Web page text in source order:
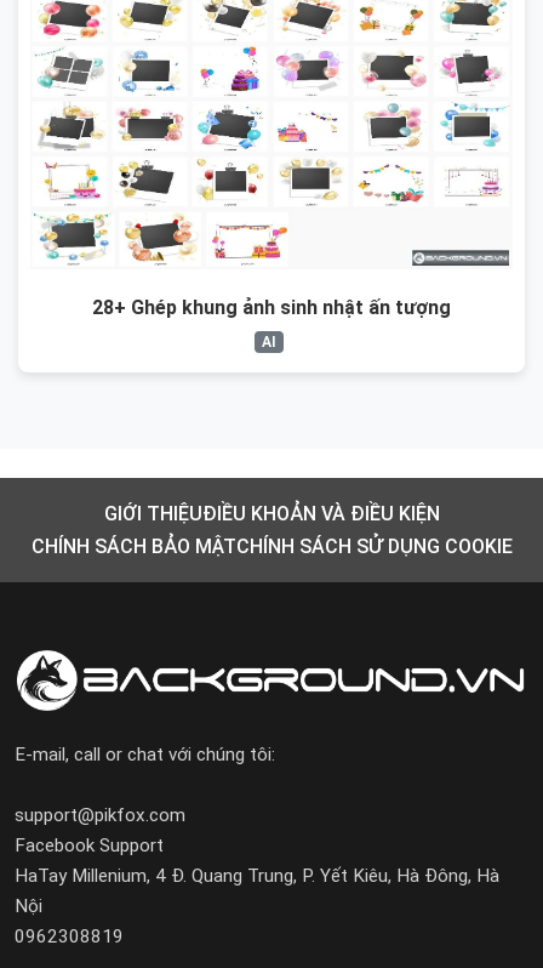
28+ Ghép khung ảnh sinh nhật ấn tượng
AI
GIỚI THIỆUĐIỀU KHOẢN VÀ ĐIỀU KIỆN
CHÍNH SÁCH BẢO MẬTCHÍNH SÁCH SỬ DỤNG COOKIE
E-mail, call or chat với chúng tôi:
support@pikfox.com
Facebook Support
HaTay Millenium, 4 Đ. Quang Trung, P. Yết Kiêu, Hà Đông, Hà
Nội
0962308819